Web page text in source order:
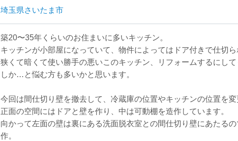
埼玉県さいたま市
築20〜35年くらいのお住まいに多いキッチン。
キッチンが小部屋になっていて、物件によってはドア付きで仕切ら
狭くて暗くて使い勝手の悪いこのキッチン、リフォームするにし
しか…と悩む方も多いかと思います。
今回は間仕切り壁を撤去して、冷蔵庫の位置やキッチンの位置を変
正面の空間にはドアと壁を作り、中は可動棚を造作しています。
向かって左面の壁は裏にある洗面脱衣室との間仕切り壁にあたる
作。